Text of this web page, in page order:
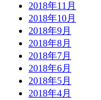
2018年11月
2018年10月
2018年9月
2018年8月
2018年7月
2018年6月
2018年5月
2018年4月